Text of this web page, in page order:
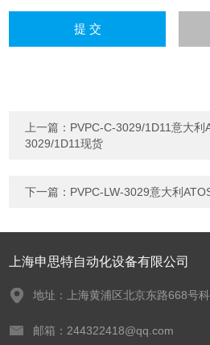
上一篇： PVPC-C-3029/1D11意大利
3029/1D11现货
下一篇： PVPC-LW-3029意大利
上海申思特自动化设备有限公司
地址：上海黄浦区北京东路668号
邮箱：244322418@qq.com